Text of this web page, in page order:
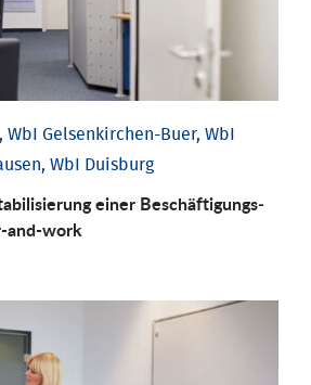
Gelsenkirchen-Buer, WbI
WbI Duisburg
einer Be­schäftigungs­
and-work